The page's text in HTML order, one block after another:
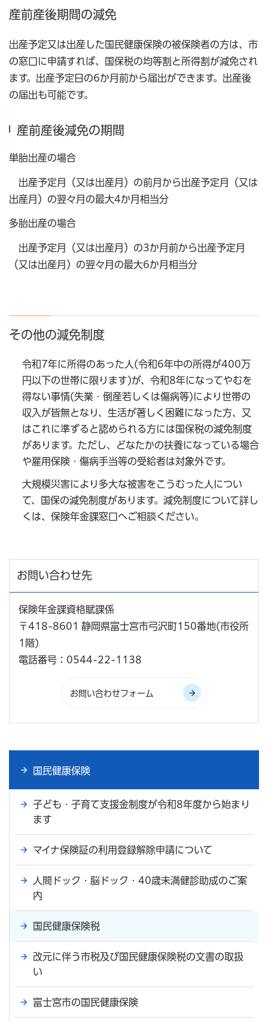
産前産後期間の減免
出産予定又は出産した国民健康保険の被保険者の方は、市
の窓口に申請すれば、国保税の均等割と所得割が減免され
ます。出産予定日の6か月前から届出ができます。出産後
の届出も可能です。
産前産後減免の期間
単胎出産の場合
出産予定月（又は出産月）の前月から出産予定月（又は
出産月）の翌々月の最大4か月相当分
多胎出産の場合
出産予定月（又は出産月）の3か月前から出産予定月
（又は出産月）の翌々月の最大6か月相当分
その他の減免制度
令和7年に所得のあった人(令和6年中の所得が400万
円以下の世帯に限ります)が、令和8年になってやむを
得ない事情(失業・倒産若しくは傷病等)により世帯の
収入が皆無となり、生活が著しく困難になった方、又
はこれに準ずると認められる方には国保税の減免制度
があります。ただし、どなたかの扶養になっている場合
や雇用保険・傷病手当等の受給者は対象外です。
大規模災害により多大な被害をこうむった人につい
て、国保の減免制度があります。減免制度について詳し
くは、保険年金課窓口へご相談ください。
お問い合わせ先
保険年金課資格賦課係
〒418-8601 静岡県富士宮市弓沢町150番地(市役所
1階)
電話番号：0544-22-1138
国民健康保険
子ども・子育て支援金制度が令和8年度から始まり
ます
マイナ保険証の利用登録解除申請について
人間ドック・脳ドック・40歳未満健診助成のご案
内
国民健康保険税
改元に伴う市税及び国民健康保険税の文書の取扱
い
富士宮市の国民健康保険